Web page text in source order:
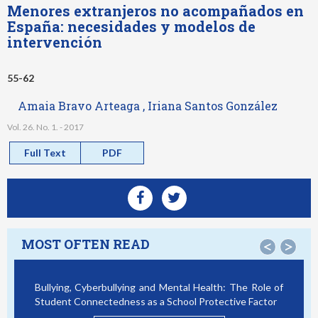
Menores extranjeros no acompañados en
España: necesidades y modelos de
intervención
55-62
Amaia Bravo Arteaga , Iriana Santos González
Vol. 26. No. 1. - 2017
Full Text PDF
MOST OFTEN READ < >
Bullying, Cyberbullying and Mental Health: The Role of
Student Connectedness as a School Protective Factor